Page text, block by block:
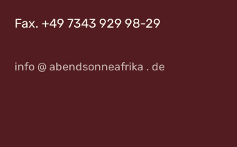
Fax. +49 7343 929 98-29
info @ abendsonneafrika . de